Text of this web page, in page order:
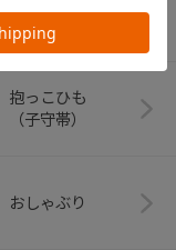
チャイルドシート
抱っこひも
（子守帯）
おしゃぶり